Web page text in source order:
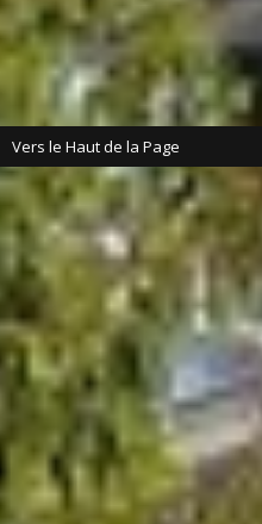
Vers le Haut de la Page